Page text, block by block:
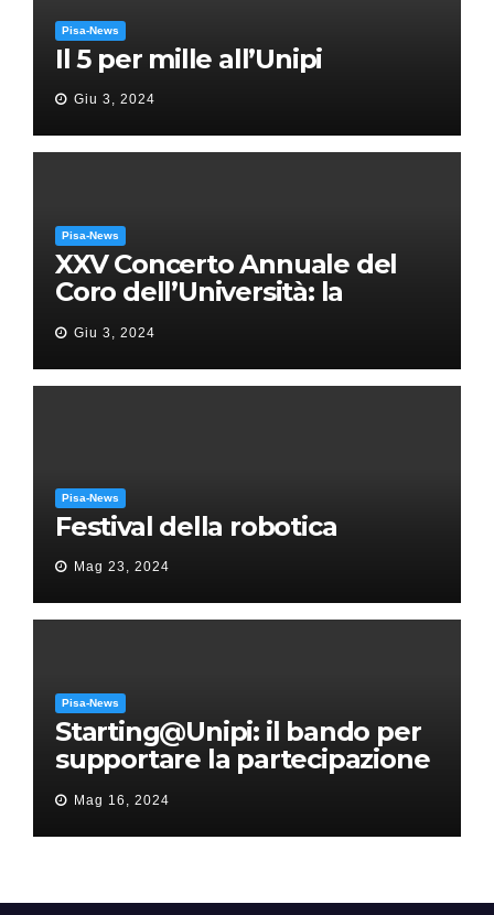
Pisa-News
Il 5 per mille all’Unipi
Giu 3, 2024
Pisa-News
XXV Concerto Annuale del
Coro dell’Università: la
“Messa in gloria” di Giacomo
Puccini
Giu 3, 2024
Pisa-News
Festival della robotica
Mag 23, 2024
Pisa-News
Starting@Unipi: il bando per
supportare la partecipazione
all’ERC Starting Grant
Mag 16, 2024